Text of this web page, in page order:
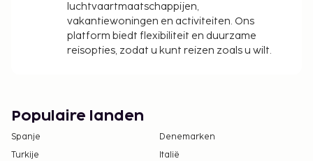
luchtvaartmaatschappijen,
vakantiewoningen en activiteiten. Ons
platform biedt flexibiliteit en duurzame
reisopties, zodat u kunt reizen zoals u wilt.
Populaire landen
Spanje
Denemarken
Turkije
Italië